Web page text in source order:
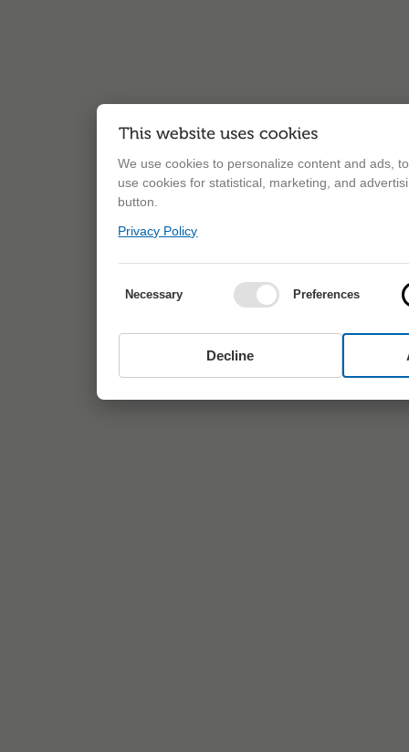
We use cookies to personalize content and ads,
use cookies for statistical, marketing, and
button.
Privacy Policy
Necessary Preferences
Decline